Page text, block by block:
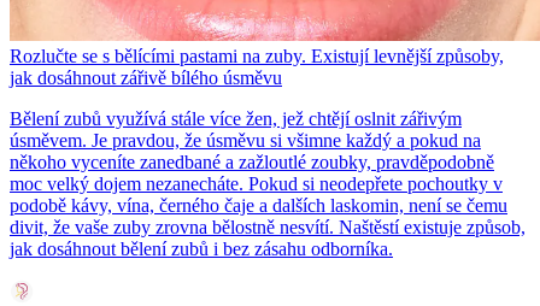
Rozlučte se s bělícími pastami na zuby. Existují levnější způsoby,
jak dosáhnout zářivě bílého úsměvu
Bělení zubů využívá stále více žen, jež chtějí oslnit zářivým
úsměvem. Je pravdou, že úsměvu si všimne každý a pokud na
někoho vyceníte zanedbané a zažloutlé zoubky, pravděpodobně
moc velký dojem nezanecháte. Pokud si neodepřete pochoutky v
podobě kávy, vína, černého čaje a dalších laskomin, není se čemu
divit, že vaše zuby zrovna bělostně nesvítí. Naštěstí existuje způsob,
jak dosáhnout bělení zubů i bez zásahu odborníka.